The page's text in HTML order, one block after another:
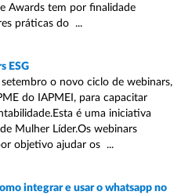
Awards tem por finalidade
práticas do ...
ESG
o novo ciclo de webinars,
do IAPMEI, para capacitar
é uma iniciativa
Mulher Líder.Os webinars
objetivo ajudar os ...
integrar e usar o whatsapp no